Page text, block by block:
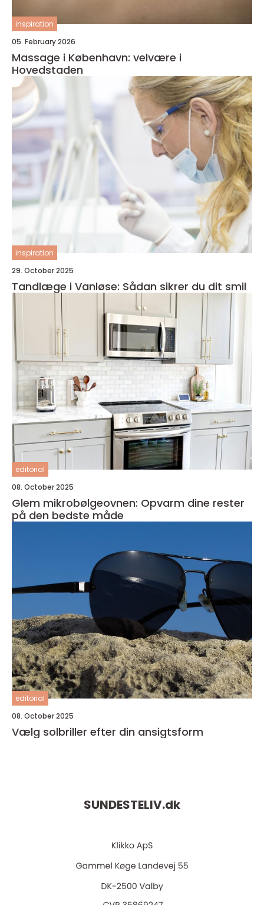
inspiration
05. February 2026
Massage i København: velvære i
Hovedstaden
inspiration
29. October 2025
Tandlæge i Vanløse: Sådan sikrer du dit smil
editorial
08. October 2025
Glem mikrobølgeovnen: Opvarm dine rester
på den bedste måde
editorial
08. October 2025
Vælg solbriller efter din ansigtsform
SUNDESTELIV.dk